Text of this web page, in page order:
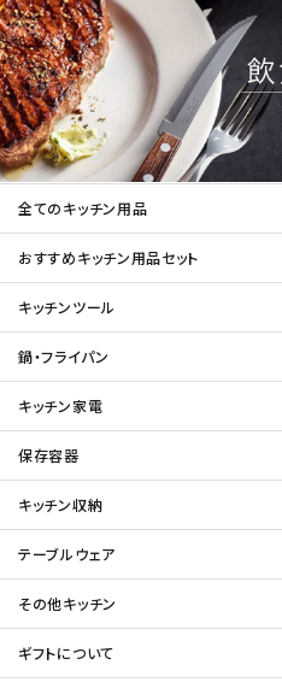
全てのキッチン用品
おすすめキッチン用品セット
キッチンツール
鍋・フライパン
キッチン家電
保存容器
キッチン収納
テーブルウェア
その他キッチン
ギフトについて